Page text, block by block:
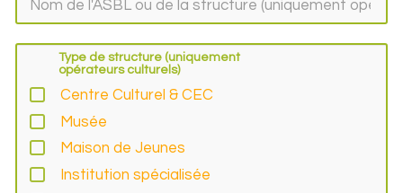
Type de structure (uniquement
opérateurs culturels)
Centre Culturel & CEC
Musée
Maison de Jeunes
Institution spécialisée